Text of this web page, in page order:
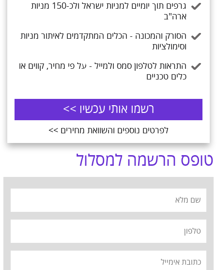
גרפים תוך יומיים למניות ישראל ולכ-150 מניות
ארה"ב
הסורק והמכונה - הכלים המתקדמים לאיתור מניות
וסימולציות
התראות לטלפון סמס ולמייל - על פי מחיר, קווים או
כלים טכניים
רשמו אותי עכשיו >>
לפרטים נוספים והשוואת מחירים >>
טופס הרשמה למסלול